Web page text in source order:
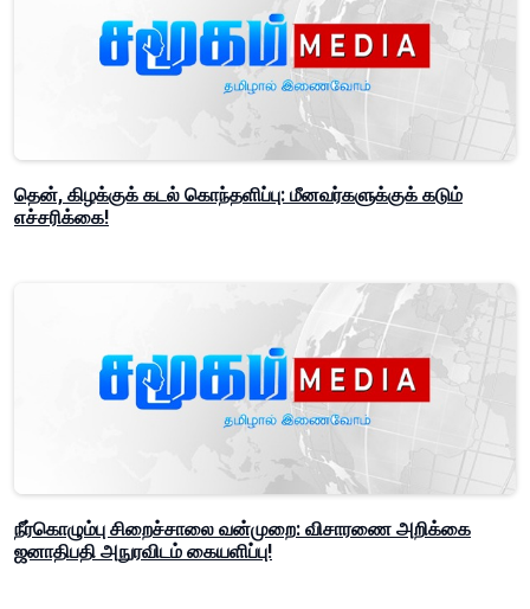
தென், கிழக்குக் கடல் கொந்தளிப்பு: மீனவர்களுக்குக் கடும்
எச்சரிக்கை!
நீர்கொழும்பு சிறைச்சாலை வன்முறை: விசாரணை அறிக்கை
ஜனாதிபதி அநுரவிடம் கையளிப்பு!